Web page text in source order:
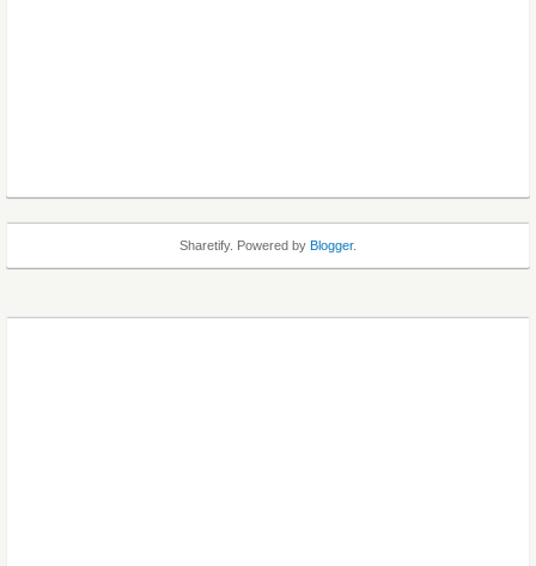
Sharetify. Powered by Blogger.